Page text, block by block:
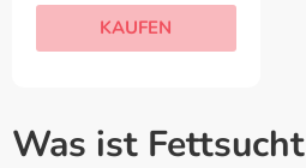
KAUFEN
Was ist Fettsucht